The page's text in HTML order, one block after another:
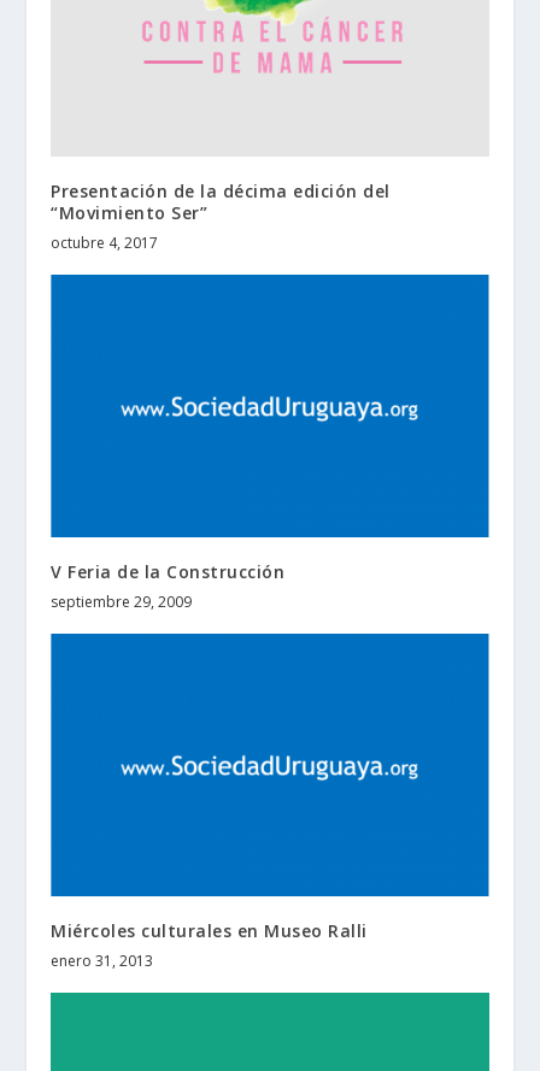
Presentación de la décima edición del
“Movimiento Ser”
octubre 4, 2017
V Feria de la Construcción
septiembre 29, 2009
Miércoles culturales en Museo Ralli
enero 31, 2013